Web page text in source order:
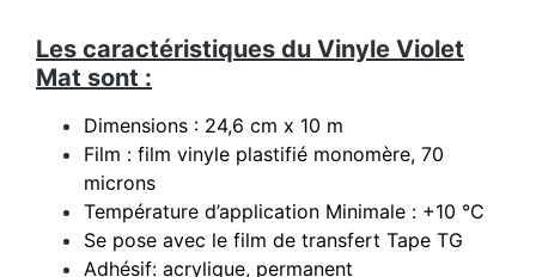
Les caractéristiques du Vinyle Violet
Mat sont :
Dimensions : 24,6 cm x 10 m
Film : film vinyle plastifié monomère, 70
microns
Température d’application Minimale : +10 °C
Se pose avec le film de transfert Tape TG
Adhésif: acrylique, permanent